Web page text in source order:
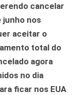
cancelar
junho nos
aceitar o
total do
agora
no dia
ficar nos EUA